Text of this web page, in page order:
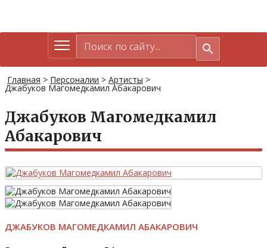
Главная > Персоналии > Артисты >
Джабуков Магомедкамил Абакарович
Джабуков Магомедкамил
Абакарович
ДЖАБУКОВ МАГОМЕДКАМИЛ АБАКАРОВИЧ